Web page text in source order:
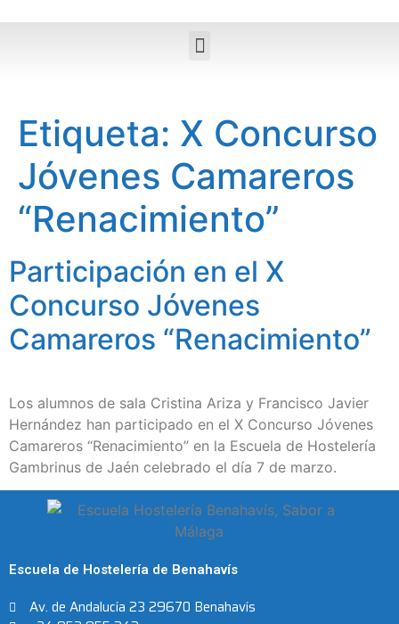
Etiqueta: X Concurso
Jóvenes Camareros
“Renacimiento”
Participación en el X
Concurso Jóvenes
Camareros “Renacimiento”
Los alumnos de sala Cristina Ariza y Francisco Javier
Hernández han participado en el X Concurso Jóvenes
Camareros “Renacimiento” en la Escuela de Hostelería
Gambrinus de Jaén celebrado el día 7 de marzo.
Escuela de Hostelería de Benahavís
Av. de Andalucía 23 29670 Benahavís